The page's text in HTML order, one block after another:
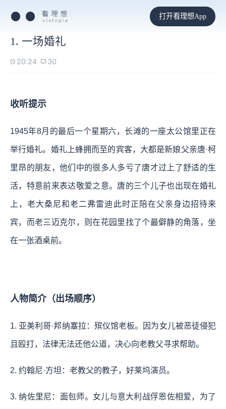
打开看理想App
1. 一场婚礼
20:24 30
收听提示
1945年8月的最后一个星期六，长滩的一座太公馆里正在
举行婚礼。婚礼上蜂拥而至的宾客，大都是新娘父亲唐·柯
里昂的朋友，他们中的很多人多亏了唐才过上了舒适的生
活，特意前来表达敬爱之意。唐的三个儿子也出现在婚礼
上，老大桑尼和老二弗雷迪此时正陪在父亲身边招待来
宾，而老三迈克尔，则在花园里找了个最僻静的角落，坐
在一张酒桌前。
人物简介（出场顺序）
1. 亚美利哥·邦纳塞拉：殡仪馆老板。因为女儿被恶徒侵犯
且殴打，法律无法还他公道，决心向老教父寻求帮助。
2. 约翰尼·方坦：老教父的教子，好莱坞演员。
3. 纳佐里尼：面包师。女儿与意大利战俘恩佐相爱，为了